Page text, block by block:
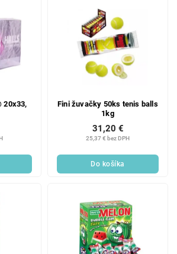
20x33,
Fini žuvačky 50ks tenis balls
1kg
25,37 € bez DPH
31,20 €
Do košíka